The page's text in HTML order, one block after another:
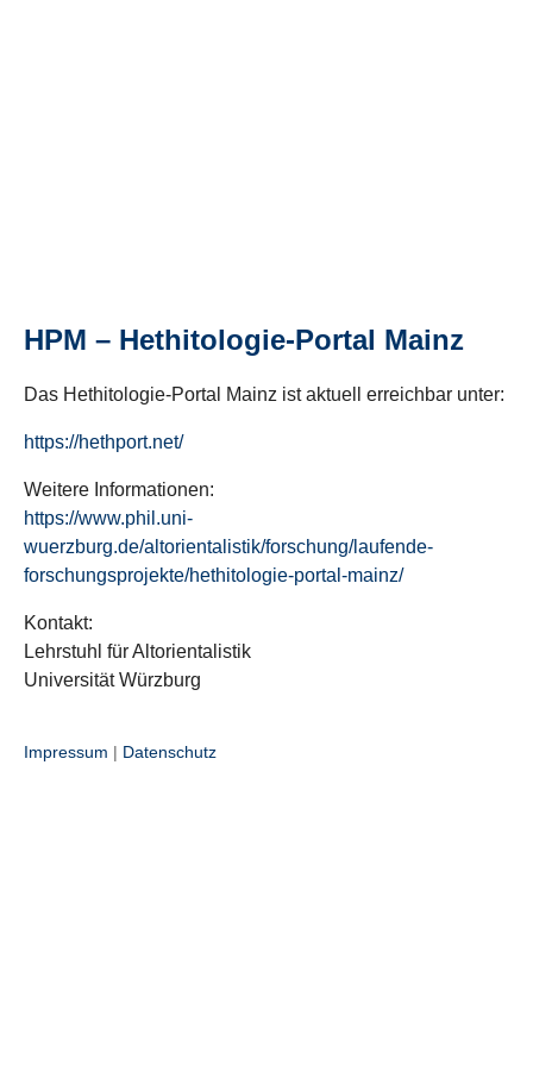
HPM – Hethitologie-Portal Mainz
Das Hethitologie-Portal Mainz ist aktuell erreichbar unter:
https://hethport.net/
Weitere Informationen:
https://www.phil.uni-
wuerzburg.de/altorientalistik/forschung/laufende-
forschungsprojekte/hethitologie-portal-mainz/
Kontakt:
Lehrstuhl für Altorientalistik
Universität Würzburg
Impressum | Datenschutz